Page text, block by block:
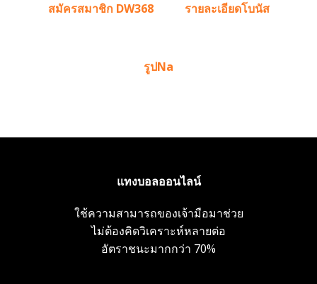
สมัครสมาชิก DW368 รายละเอียดโบนัส
รูปNa
แทงบอลออนไลน์
ใช้ความสามารถของเจ้ามือมาช่วย
ไม่ต้องคิดวิเคราะห์หลายต่อ
อัตราชนะมากกว่า 70%